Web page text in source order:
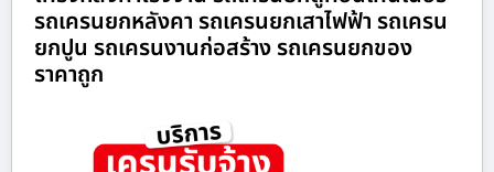
รถเครนยกหลังคา รถเครนยกเสาไฟฟ้า รถเครน
ยกปูน รถเครนงานก่อสร้าง รถเครนยกของ
ราคาถูก